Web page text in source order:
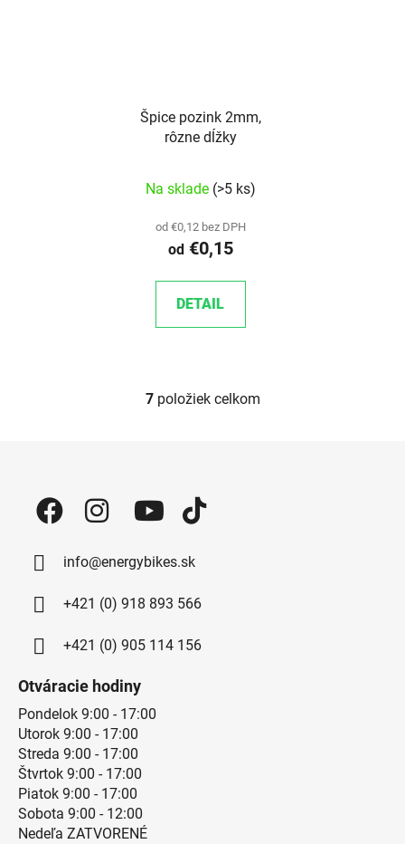
Špice pozink 2mm,
rôzne dĺžky
Na sklade (>5 ks)
od €0,12 bez DPH
od€0,15
DETAIL
Ovládacie prvky výpisu
7položiek celkom
info@energybikes.sk
+421 (0) 918 893 566
+421 (0) 905 114 156
Otváracie hodiny
Pondelok 9:00 - 17:00
Utorok 9:00 - 17:00
Streda 9:00 - 17:00
Štvrtok 9:00 - 17:00
Piatok 9:00 - 17:00
Sobota 9:00 - 12:00
Nedeľa ZATVORENÉ